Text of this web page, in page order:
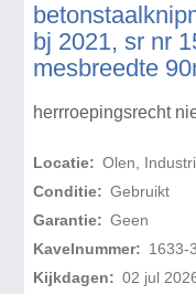
bj 2021, sr nr
mesbreedte
herrroepingsrecht
Locatie: Olen,
Conditie: Gebruikt
Garantie: Geen
Kavelnummer: 1633-
Kijkdagen: 02 jul